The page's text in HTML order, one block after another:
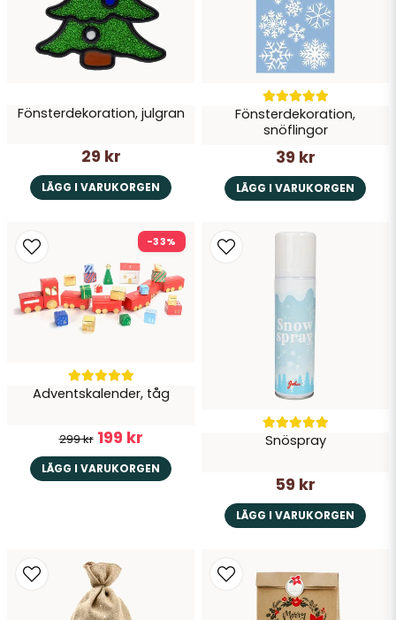
Skicka fråga
Fönsterdekoration, julgran
29 kr
LÄGG I VARUKORGEN
Fönsterdekoration,
snöflingor
39 kr
LÄGG I VARUKORGEN
Adventskalender, tåg
299 kr 199 kr
LÄGG I VARUKORGEN
-33%
Snöspray
59 kr
LÄGG I VARUKORGEN